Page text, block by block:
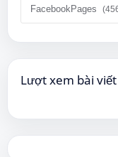
FacebookPages
Lượt xem bài viết